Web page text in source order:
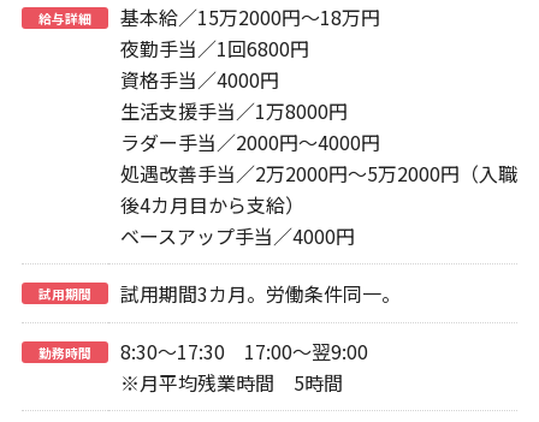
給与詳細
基本給／15万2000円～18万円
夜勤手当／1回6800円
資格手当／4000円
生活支援手当／1万8000円
ラダー手当／2000円～4000円
処遇改善手当／2万2000円～5万2000円（入職
後4カ月目から支給）
ベースアップ手当／4000円
試用期間 試用期間3カ月。労働条件同一。
勤務時間
8:30～17:30 17:00～翌9:00
※月平均残業時間 5時間